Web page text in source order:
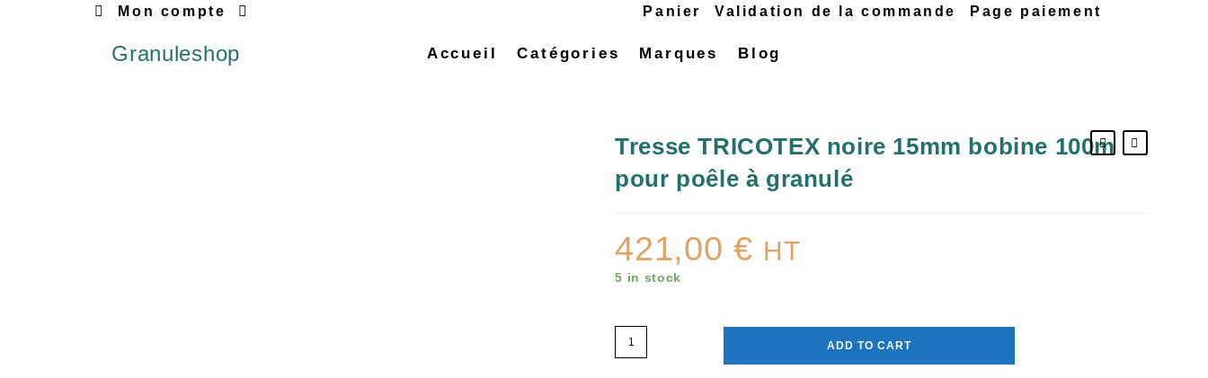
Panier Validation de la commande Page paiement
Mon compte
Granuleshop Accueil Catégories Marques Blog
Tresse TRICOTEX noire 15mm bobine 100m
pour poêle à granulé
421,00€ HT
5 in stock
ADD TO CART